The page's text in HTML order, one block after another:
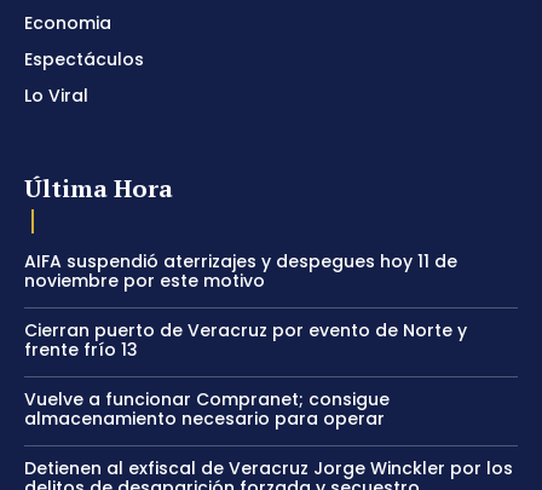
Economia
Espectáculos
Lo Viral
Última Hora
AIFA suspendió aterrizajes y despegues hoy 11 de
noviembre por este motivo
Cierran puerto de Veracruz por evento de Norte y
frente frío 13
Vuelve a funcionar Compranet; consigue
almacenamiento necesario para operar
Detienen al exfiscal de Veracruz Jorge Winckler por los